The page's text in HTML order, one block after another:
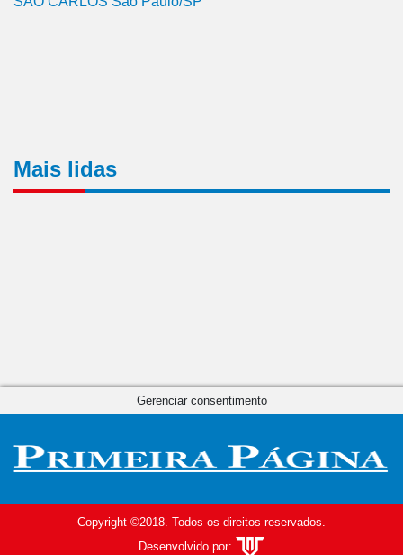
Mais lidas
Copyright ©2018. Todos os direitos reservados.
Desenvolvido por:
Gerenciar consentimento